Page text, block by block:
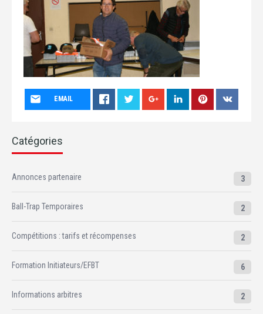
EMAIL
Catégories
Annonces partenaire 3
Ball-Trap Temporaires 2
Compétitions : tarifs et récompenses 2
Formation Initiateurs/EFBT 6
Informations arbitres 2